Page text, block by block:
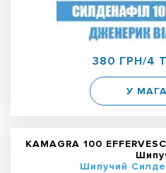
380 ГРН/4
У
KAMAGRA 100
Шипучий